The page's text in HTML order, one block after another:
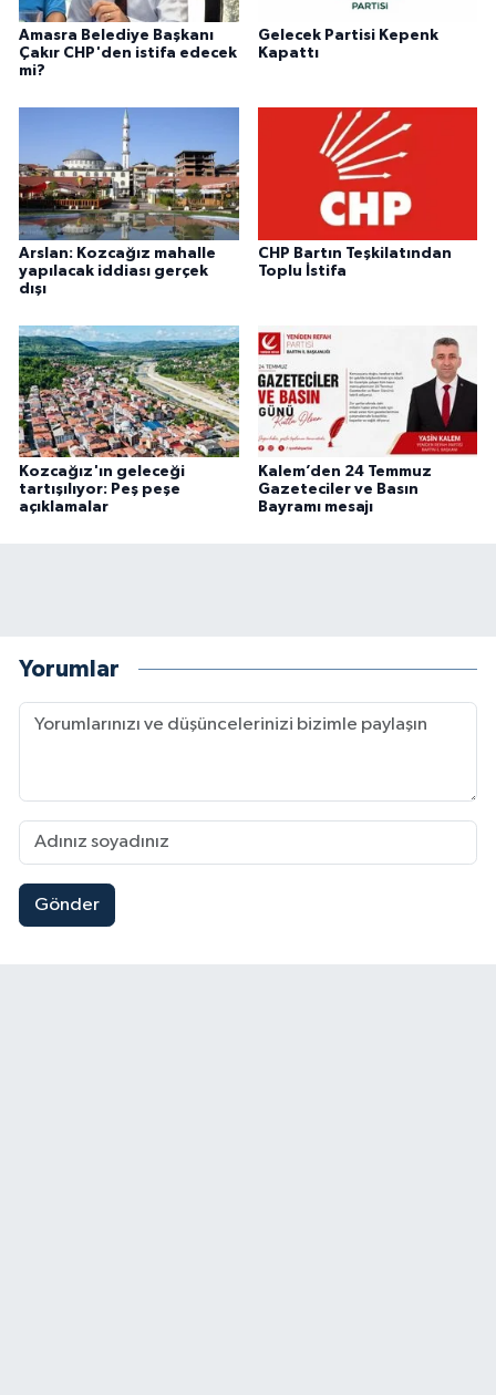
Amasra Belediye Başkanı
Çakır CHP'den istifa edecek
mi?
Gelecek Partisi Kepenk
Kapattı
Arslan: Kozcağız mahalle
yapılacak iddiası gerçek
dışı
CHP Bartın Teşkilatından
Toplu İstifa
Kozcağız'ın geleceği
tartışılıyor: Peş peşe
açıklamalar
Kalem’den 24 Temmuz
Gazeteciler ve Basın
Bayramı mesajı
Yorumlar
Gönder